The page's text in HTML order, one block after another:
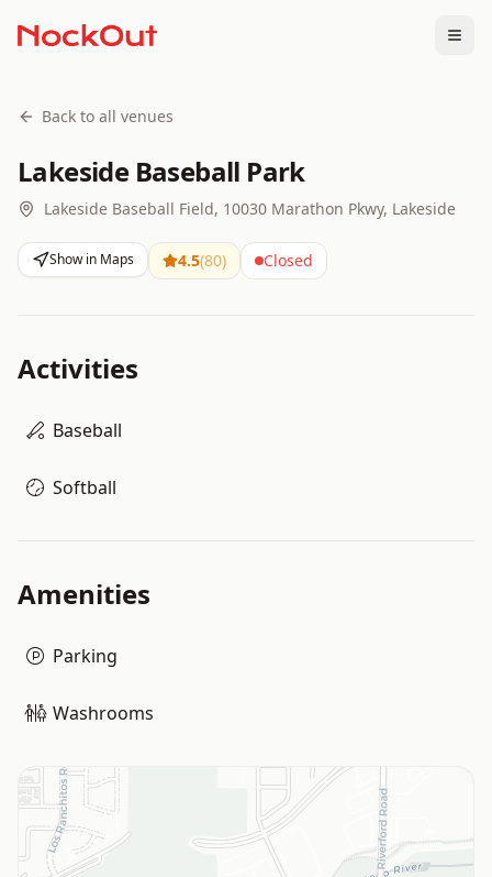
Back to all venues
Lakeside Baseball Park
Lakeside Baseball Field, 10030 Marathon Pkwy, Lakeside
Show in Maps 4.5(80) Closed
Activities
Baseball
Softball
Amenities
Parking
Washrooms